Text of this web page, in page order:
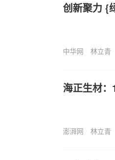
创新聚力 {
中华网 林立青
海正生材
澎湃网 林立青